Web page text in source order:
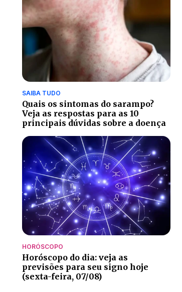
SAIBA TUDO
Quais os sintomas do sarampo?
Veja as respostas para as 10
principais dúvidas sobre a doença
HORÓSCOPO
Horóscopo do dia: veja as
previsões para seu signo hoje
(sexta-feira, 07/08)